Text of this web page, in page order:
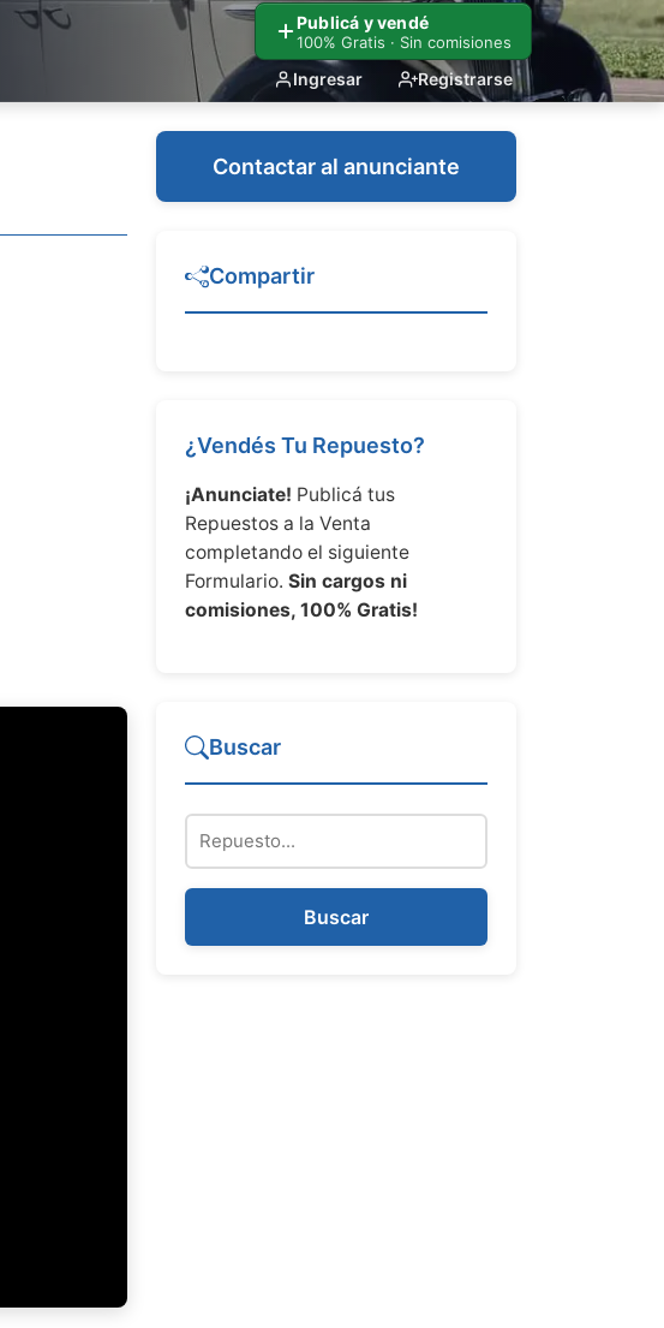
Publicá y vendé
100% Gratis · Sin comisiones
Ingresar Registrarse
Contactar al anunciante
Compartir
¿Vendés Tu Repuesto?
¡Anunciate! Publicá tus
Repuestos a la Venta
completando el siguiente
Formulario. Sin cargos ni
comisiones, 100% Gratis!
Buscar
Buscar